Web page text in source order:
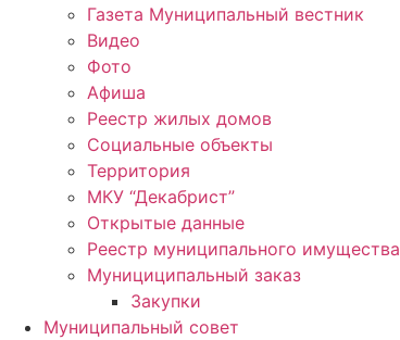
Газета Муниципальный вестник
Видео
Фото
Афиша
Реестр жилых домов
Социальные объекты
Территория
МКУ “Декабрист”
Открытые данные
Реестр муниципального имущества
Мунициципальный заказ
Закупки
Муниципальный совет